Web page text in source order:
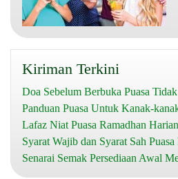
Kiriman Terkini
Doa Sebelum Berbuka Puasa
Panduan Puasa Untuk Kanak-
Lafaz Niat Puasa Ramadhan
Syarat Wajib dan Syarat Sah Puasa
Senarai Semak Persediaan Awal